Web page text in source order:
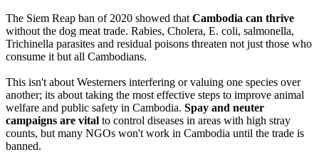
The Siem Reap ban of 2020 showed thatCambodia can thrive
without the dog meat trade. Rabies, Cholera, E. coli, salmonella,
Trichinella parasites and residual poisons threaten not just those who
consume it but all Cambodians.
This isn't about Westerners interfering or valuing one species over
another; its about taking the most effective steps to improve animal
welfare and public safety in Cambodia. Spay and neuter
campaigns are vital to control diseases in areas with high stray
counts, but many NGOs won't work in Cambodia until the trade is
banned.